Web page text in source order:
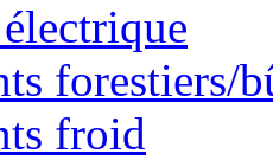
forestiers/
froid